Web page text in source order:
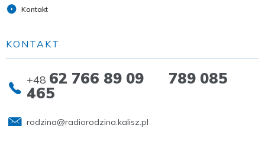
Kontakt
KONTAKT
+48 62 766 89 09 789 085
465
rodzina@radiorodzina.kalisz.pl